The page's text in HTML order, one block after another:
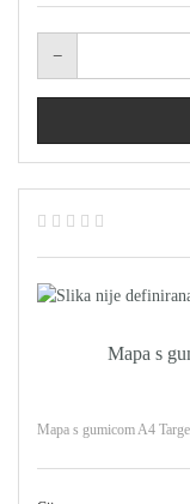
Mapa s
Mapa s gumicom A4